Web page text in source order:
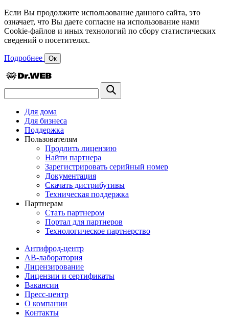
Если Вы продолжите использование данного сайта, это
означает, что Вы даете согласие на использование нами
Cookie-файлов и иных технологий по сбору статистических
сведений о посетителях.
Подробнее Ок
Для дома
Для бизнеса
Поддержка
Пользователям
Продлить лицензию
Найти партнера
Зарегистрировать серийный номер
Документация
Скачать дистрибутивы
Техническая поддержка
Партнерам
Стать партнером
Портал для партнеров
Технологическое партнерство
Антифрод-центр
АВ-лаборатория
Лицензирование
Лицензии и сертификаты
Вакансии
Пресс-центр
О компании
Контакты